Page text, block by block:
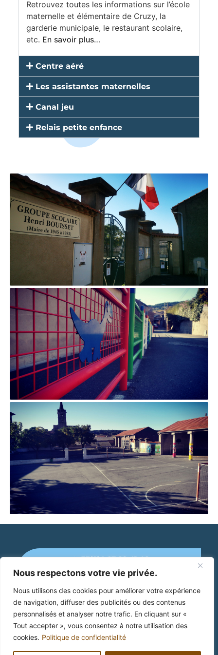
Nous respectons votre vie privée.
Nous utilisons des cookies pour améliorer votre expérience
de navigation, diffuser des publicités ou des contenus
personnalisés et analyser notre trafic. En cliquant sur «
Tout accepter », vous consentez à notre utilisation des
cookies. Politique de confidentialité
Retrouvez toutes les informations sur l’école
maternelle et élémentaire de Cruzy, la
garderie municipale, le restaurant scolaire,
etc. En savoir plus…
Centre aéré
Les assistantes maternelles
Canal jeu
Relais petite enfance
+33(0)4 67 89 41 46
Mairie de Cruzy
2 Place Jean Jaurès
34 310 Cruzy
Mentions Légales Politique de confidentialité